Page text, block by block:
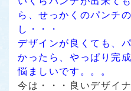
ら、せっかくのパンチ
し・・・
デザインが良くても、
かったら、やっぱり完
悩ましいです。。。
今は・・・良いデザイ